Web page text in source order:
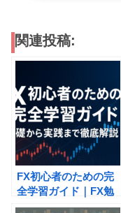
関連投稿:
FX初心者のための完
全学習ガイド｜FX勉
強法・取引の始め方・